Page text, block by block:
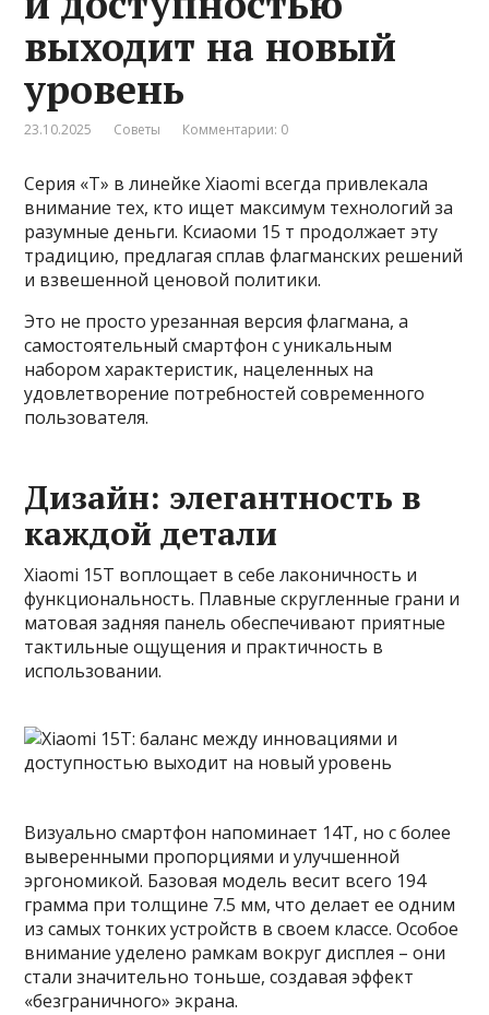
выходит на новый
уровень
23.10.2025 Советы Комментарии: 0
Серия «T» в линейке Xiaomi всегда привлекала
внимание тех, кто ищет максимум технологий за
разумные деньги. Ксиаоми 15 т продолжает эту
традицию, предлагая сплав флагманских решений
и взвешенной ценовой политики.
Это не просто урезанная версия флагмана, а
самостоятельный смартфон с уникальным
набором характеристик, нацеленных на
удовлетворение потребностей современного
пользователя.
Дизайн: элегантность в
каждой детали
Xiaomi 15T воплощает в себе лаконичность и
функциональность. Плавные скругленные грани и
матовая задняя панель обеспечивают приятные
тактильные ощущения и практичность в
использовании.
Визуально смартфон напоминает 14T, но с более
выверенными пропорциями и улучшенной
эргономикой. Базовая модель весит всего 194
грамма при толщине 7.5 мм, что делает ее одним
из самых тонких устройств в своем классе. Особое
внимание уделено рамкам вокруг дисплея – они
стали значительно тоньше, создавая эффект
«безграничного» экрана.